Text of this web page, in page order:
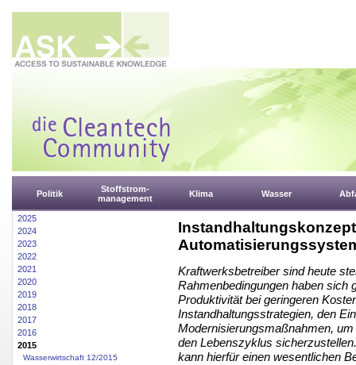
Politik
Stoffstrom-
management
Klima Wasser
2025
2024
2023
2022
2021
2020
2019
2018
2017
2016
2015
Wasserwirtschaft 12/2015
Kraftwerksbetreiber sind heute
Rahmenbedingungen haben sich
Produktivität bei geringeren
Instandhaltungsstrategien, den
Modernisierungsmaßnahmen,
den Lebenszyklus
kann hierfür einen wesentlichen